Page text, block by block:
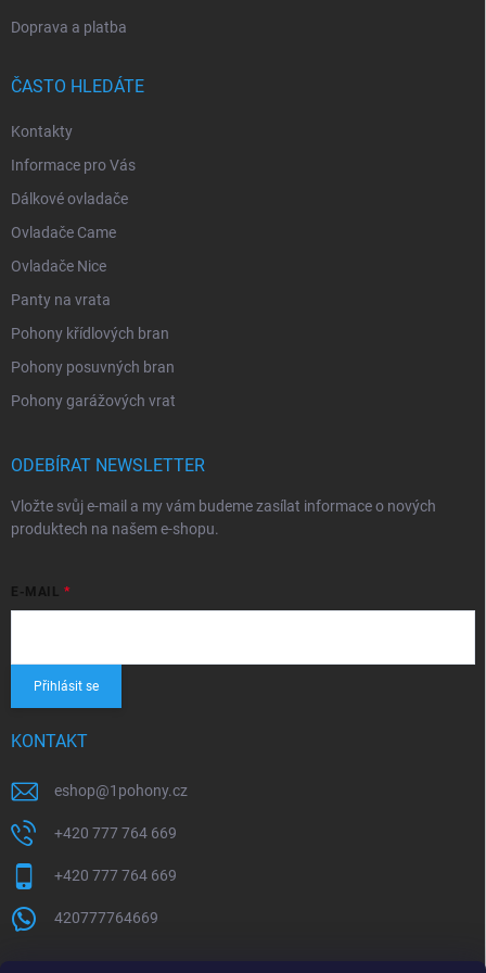
Doprava a platba
ČASTO HLEDÁTE
Kontakty
Informace pro Vás
Dálkové ovladače
Ovladače Came
Ovladače Nice
Panty na vrata
Pohony křídlových bran
Pohony posuvných bran
Pohony garážových vrat
ODEBÍRAT NEWSLETTER
Vložte svůj e-mail a my vám budeme zasílat informace o nových
produktech na našem e-shopu.
E-MAIL
Přihlásit se
KONTAKT
eshop@1pohony.cz
+420 777 764 669
+420 777 764 669
420777764669